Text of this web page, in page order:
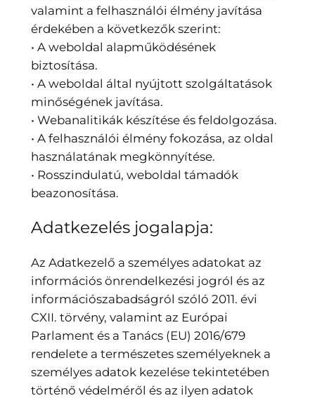
valamint a felhasználói élmény javítása
érdekében a következők szerint:
• A weboldal alapműködésének
biztosítása.
• A weboldal által nyújtott szolgáltatások
minőségének javítása.
• Webanalitikák készítése és feldolgozása.
• A felhasználói élmény fokozása, az oldal
használatának megkönnyítése.
• Rosszindulatú, weboldal támadók
beazonosítása.
Adatkezelés jogalapja:
Az Adatkezelő a személyes adatokat az
információs önrendelkezési jogról és az
információszabadságról szóló 2011. évi
CXII. törvény, valamint az Európai
Parlament és a Tanács (EU) 2016/679
rendelete a természetes személyeknek a
személyes adatok kezelése tekintetében
történő védelméről és az ilyen adatok